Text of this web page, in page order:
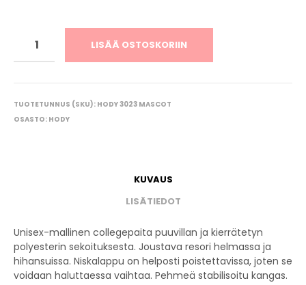
LISÄÄ OSTOSKORIIN
TUOTETUNNUS (SKU): HODY 3023 MASCOT
OSASTO: HODY
KUVAUS
LISÄTIEDOT
Unisex-mallinen collegepaita puuvillan ja kierrätetyn
polyesterin sekoituksesta. Joustava resori helmassa ja
hihansuissa. Niskalappu on helposti poistettavissa, joten se
voidaan haluttaessa vaihtaa. Pehmeä stabilisoitu kangas.